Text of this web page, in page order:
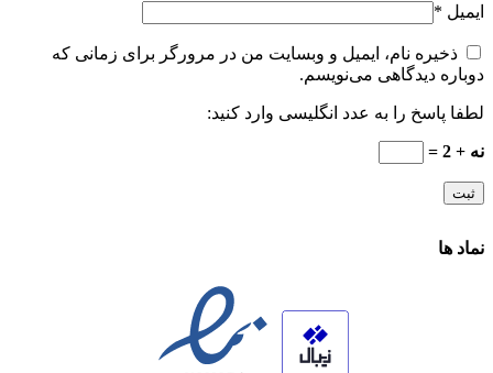
ایمیل *
ذخیره نام، ایمیل و وبسایت من در مرورگر برای زمانی که
دوباره دیدگاهی می‌نویسم.
لطفا پاسخ را به عدد انگلیسی وارد کنید:
نه + 2 =
نماد ها